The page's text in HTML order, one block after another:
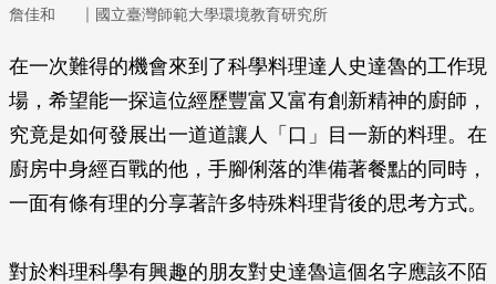
詹佳和
｜ 國立臺灣師範大學環境教育研究所
在一次難得的機會來到了科學料理達人史達魯的工作現
場，希望能一探這位經歷豐富又富有創新精神的廚師，
究竟是如何發展出一道道讓人「口」目一新的料理。在
廚房中身經百戰的他，手腳俐落的準備著餐點的同時，
一面有條有理的分享著許多特殊料理背後的思考方式。
對於料理科學有興趣的朋友對史達魯這個名字應該不陌